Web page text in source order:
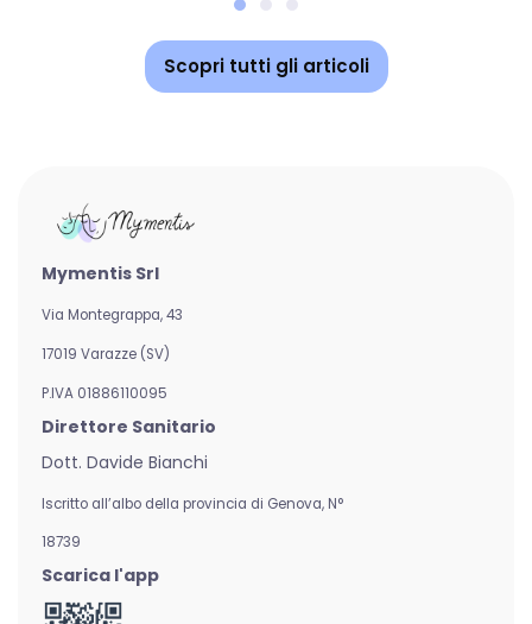
Scopri tutti gli articoli
Mymentis Srl
Via Montegrappa, 43
17019 Varazze (SV)
P.IVA 01886110095
Direttore Sanitario
Dott. Davide Bianchi
Iscritto all’albo della provincia di Genova, N°
18739
Scarica l'app